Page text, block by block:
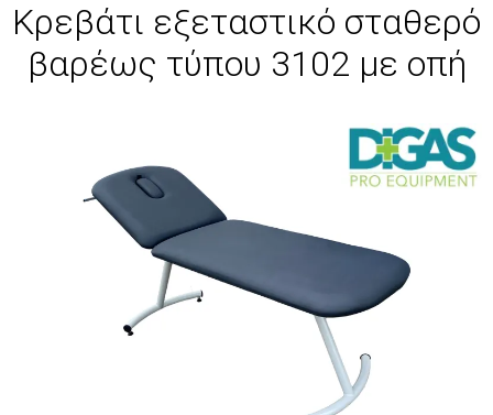
Κρεβάτι εξεταστικό σταθερό
βαρέως τύπου 3102 με οπή